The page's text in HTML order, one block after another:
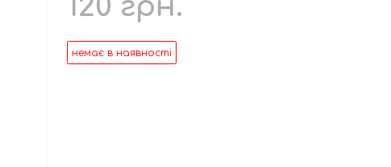
немає в наявності